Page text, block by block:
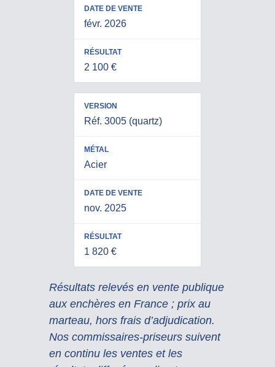
févr. 2026
2 100 €
Réf. 3005 (quartz)
Acier
nov. 2025
1 820 €
Résultats relevés en vente publique
aux enchères en France ; prix au
marteau, hors frais d’adjudication.
Nos commissaires-priseurs suivent
en continu les ventes et les